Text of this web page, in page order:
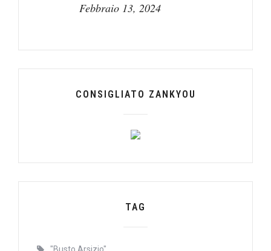
Febbraio 13, 2024
CONSIGLIATO ZANKYOU
TAG